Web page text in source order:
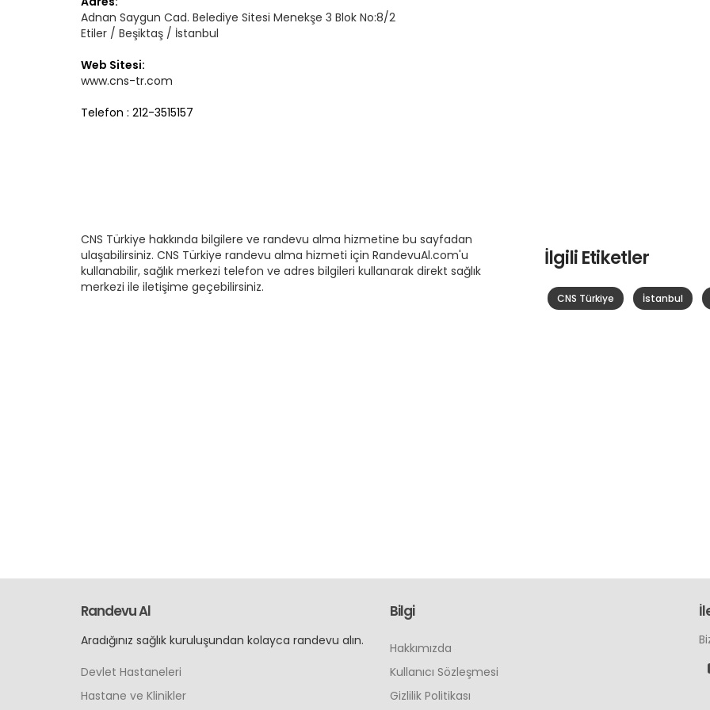
Adnan Saygun Cad. Belediye Sitesi Menekşe 3 Blok No:8/2
Etiler / Beşiktaş / İstanbul
Web Sitesi:
www.cns-tr.com
Telefon : 212-3515157
CNS Türkiye hakkında bilgilere ve randevu alma hizmetine bu sayfadan
ulaşabilirsiniz. CNS Türkiye randevu alma hizmeti için RandevuAl.com'u
kullanabilir, sağlık merkezi telefon ve adres bilgileri kullanarak direkt sağlık
merkezi ile iletişime geçebilirsiniz.
İlgili Etiketler
CNS Türkiye İstanbul
Randevu Al
Aradığınız sağlık kuruluşundan kolayca randevu alın.
Devlet Hastaneleri
Hastane ve Klinikler
Bilgi
Hakkımızda
Kullanıcı Sözleşmesi
Gizlilik Politikası